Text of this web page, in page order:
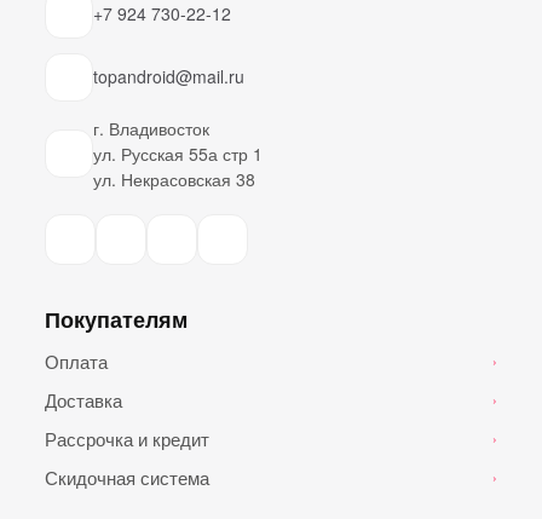
+7 924 730-22-12
topandroid@mail.ru
г. Владивосток
ул. Русская 55а стр 1
ул. Некрасовская 38
Покупателям
Оплата ›
Доставка ›
Рассрочка и кредит ›
Скидочная система ›